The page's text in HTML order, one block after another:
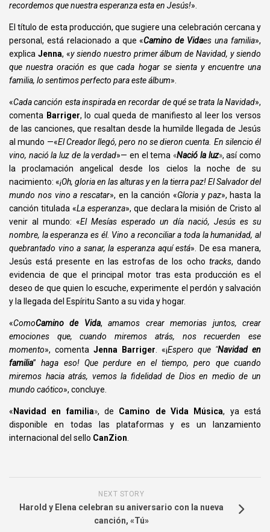
recordemos que nuestra esperanza esta en Jesús!».
El título de esta producción, que sugiere una celebración cercana y
personal, está relacionado a que«Camino de Vidaes una familia»,
explica Jenna, «y siendo nuestro primer álbum de Navidad, y siendo
que nuestra oración es que cada hogar se sienta y encuentre una
familia, lo sentimos perfecto para este álbum».
«Cada canción esta inspirada en recordar de qué se trata la Navidad»,
comenta Barriger, lo cual queda de manifiesto al leer los versos
de las canciones, que resaltan desde la humilde llegada de Jesús
al mundo —«El Creador llegó, pero no se dieron cuenta. En silencio él
vino, nació la luz de la verdad»— en el tema «Nació la luz», así como
la proclamación angelical desde los cielos la noche de su
nacimiento: «¡Oh, gloria en las alturas y en la tierra paz! El Salvador del
mundo nos vino a rescatar», en la canción «Gloria y paz», hasta la
canción titulada «La esperanza», que declara la misión de Cristo al
venir al mundo: «El Mesías esperado un día nació, Jesús es su
nombre, la esperanza es él. Vino a reconciliar a toda la humanidad, al
quebrantado vino a sanar, la esperanza aquí está» . De esa manera,
Jesús está presente en las estrofas de los ocho tracks, dando
evidencia de que el principal motor tras esta producción es el
deseo de que quien lo escuche, experimente el perdón y salvación
y la llegada del Espíritu Santo a su vida y hogar.
«ComoCamino de Vida,amamos crear memorias juntos, crear
emociones que, cuando miremos atrás, nos recuerden ese
momento», comenta Jenna Barriger «¡Espero que “Navidad en
familia”haga eso! Que perdure en el tiempo, pero que cuando
miremos hacia atrás, vemos la fidelidad de Dios en medio de un
mundo caótico», concluye.
« Navidad en familia», de Camino de Vida Música, ya está
disponible en todas las plataformas y es un lanzamiento
internacional del sello CanZion
NEXT STORY
Harold y Elena celebran su aniversario con la nueva
canción, «Tú»